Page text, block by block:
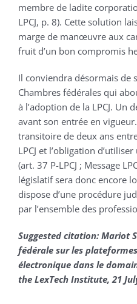
membre de ladite
LPCJ, p. 8). Cette solution
marge de manœuvre aux
fruit d’un bon compromis
Il conviendra désormais de
Chambres fédérales qui
à l’adoption de la LPCJ. Un
avant son entrée en
transitoire de deux ans
LPCJ et l’obligation
(art. 37 P-LPCJ ; Message
législatif sera donc encore
dispose d’une procédure
par l’ensemble des
Suggested citation: Mariot
fédérale sur les
électronique dans le
the LexTech Institute, 21